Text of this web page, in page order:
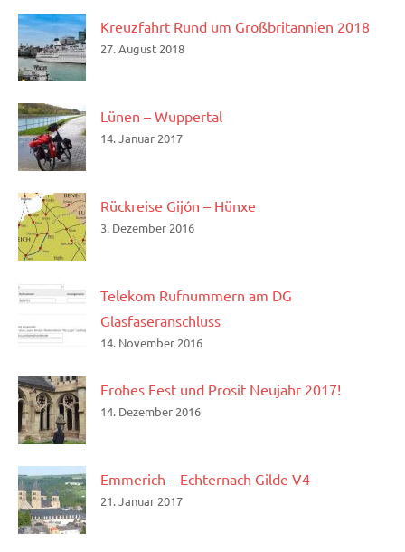
Kreuzfahrt Rund um Großbritannien 2018
27. August 2018
Lünen – Wuppertal
14. Januar 2017
Rückreise Gijón – Hünxe
3. Dezember 2016
Telekom Rufnummern am DG
Glasfaseranschluss
14. November 2016
Frohes Fest und Prosit Neujahr 2017!
14. Dezember 2016
Emmerich – Echternach Gilde V4
21. Januar 2017